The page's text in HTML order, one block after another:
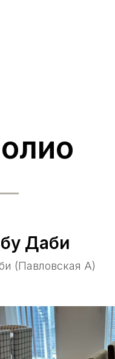
Даби
(Павловская А)